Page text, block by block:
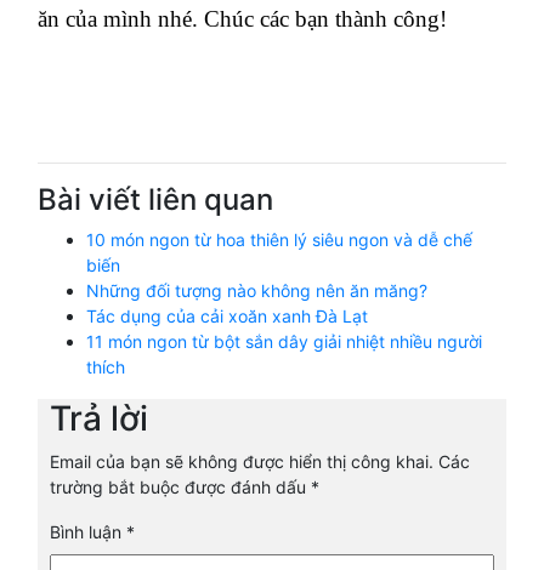
ăn của mình nhé. Chúc các bạn thành công!
Bài viết liên quan
10 món ngon từ hoa thiên lý siêu ngon và dễ chế
biến
Những đối tượng nào không nên ăn măng?
Tác dụng của cải xoăn xanh Đà Lạt
11 món ngon từ bột sắn dây giải nhiệt nhiều người
thích
Trả lời
Email của bạn sẽ không được hiển thị công khai. Các
trường bắt buộc được đánh dấu *
Bình luận *